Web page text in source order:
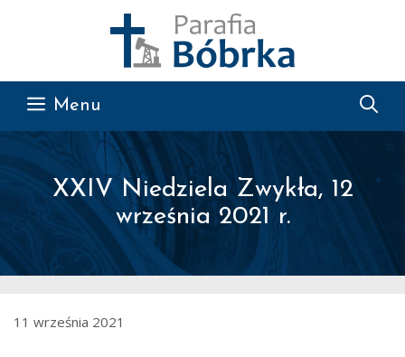
Menu
XXIV Niedziela Zwykła, 12
września 2021 r.
11 września 2021